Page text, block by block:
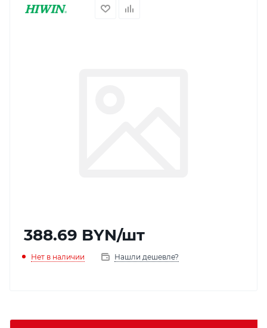
388.69 BYN/шт
Нет в наличии Нашли дешевле?